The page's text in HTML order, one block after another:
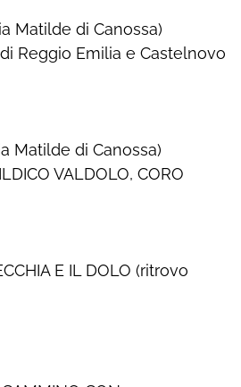
Matilde di Canossa)
Reggio Emilia e Castelnovo
Matilde di Canossa)
VALDOLO, CORO
E IL DOLO (ritrovo